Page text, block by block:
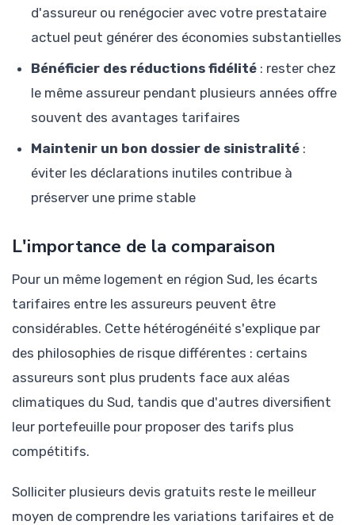
d'assureur ou renégocier avec votre prestataire
actuel peut générer des économies substantielles
Bénéficier des réductions fidélité : rester chez
le même assureur pendant plusieurs années offre
souvent des avantages tarifaires
Maintenir un bon dossier de sinistralité :
éviter les déclarations inutiles contribue à
préserver une prime stable
L'importance de la comparaison
Pour un même logement en région Sud, les écarts
tarifaires entre les assureurs peuvent être
considérables. Cette hétérogénéité s'explique par
des philosophies de risque différentes : certains
assureurs sont plus prudents face aux aléas
climatiques du Sud, tandis que d'autres diversifient
leur portefeuille pour proposer des tarifs plus
compétitifs.
Solliciter plusieurs devis gratuits reste le meilleur
moyen de comprendre les variations tarifaires et de